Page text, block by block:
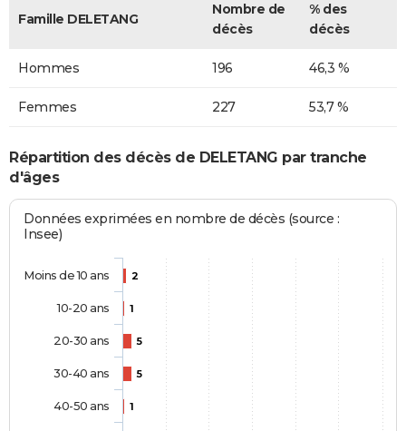
Famille DELETANG
Nombre de
décès
% des
décès
Hommes 196 46,3 %
Femmes 227 53,7 %
Répartition des décès de DELETANG par tranche
d'âges
Données exprimées en nombre de décès (source :
Insee)
2
1
5
5
1
Moins de 10 ans
10-20 ans
20-30 ans
30-40 ans
40-50 ans